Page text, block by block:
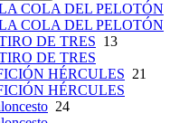
COLA DEL PELOTÓN
COLA DEL PELOTÓN
DE TRES 13
DE TRES
HÉRCULES 21
HÉRCULES
24